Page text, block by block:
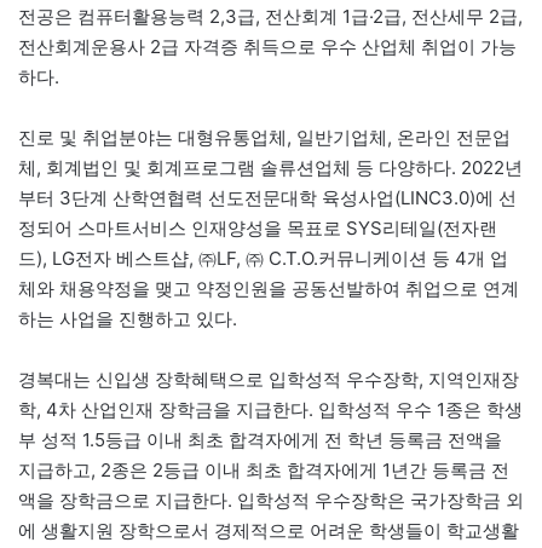
전공은 컴퓨터활용능력 2,3급, 전산회계 1급·2급, 전산세무 2급,
전산회계운용사 2급 자격증 취득으로 우수 산업체 취업이 가능
하다.
진로 및 취업분야는 대형유통업체, 일반기업체, 온라인 전문업
체, 회계법인 및 회계프로그램 솔류션업체 등 다양하다. 2022년
부터 3단계 산학연협력 선도전문대학 육성사업(LINC3.0)에 선
정되어 스마트서비스 인재양성을 목표로 SYS리테일(전자랜
드), LG전자 베스트샵, ㈜LF, ㈜ C.T.O.커뮤니케이션 등 4개 업
체와 채용약정을 맺고 약정인원을 공동선발하여 취업으로 연계
하는 사업을 진행하고 있다.
경복대는 신입생 장학혜택으로 입학성적 우수장학, 지역인재장
학, 4차 산업인재 장학금을 지급한다. 입학성적 우수 1종은 학생
부 성적 1.5등급 이내 최초 합격자에게 전 학년 등록금 전액을
지급하고, 2종은 2등급 이내 최초 합격자에게 1년간 등록금 전
액을 장학금으로 지급한다. 입학성적 우수장학은 국가장학금 외
에 생활지원 장학으로서 경제적으로 어려운 학생들이 학교생활